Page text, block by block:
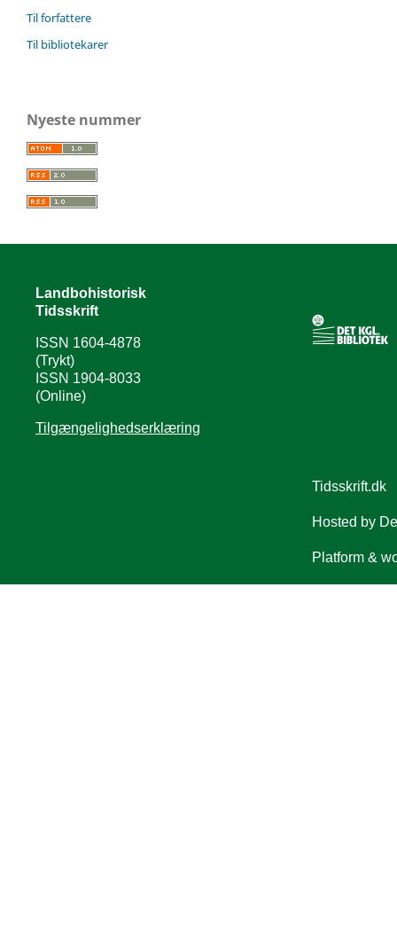
Til forfattere
Til bibliotekarer
Nyeste nummer
Landbohistorisk
Tidsskrift
ISSN 1604-4878
(Trykt)
ISSN 1904-8033
(Online)
Tilgængelighedserklæring